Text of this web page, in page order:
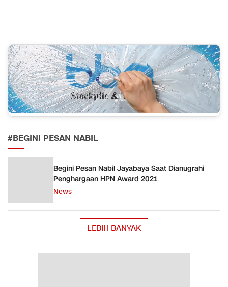
#BEGINI PESAN NABIL
Begini Pesan Nabil Jayabaya Saat Dianugrahi
Penghargaan HPN Award 2021
News
LEBIH BANYAK